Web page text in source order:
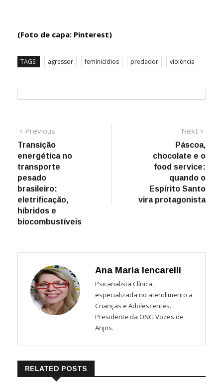
(Foto de capa: Pinterest)
TAGS: agressor feminicídios predador violência
Navegação
de
Post
Previous
post:
Transição
energética no
transporte
pesado
brasileiro:
eletrificação,
híbridos e
biocombustíveis
Next
post:
Páscoa,
chocolate e o
food service:
quando o
Espírito Santo
vira protagonista
Ana Maria Iencarelli
Psicanalista Clínica,
especializada no atendimento a
Crianças e Adolescentes.
Presidente da ONG Vozes de
Anjos.
RELATED POSTS